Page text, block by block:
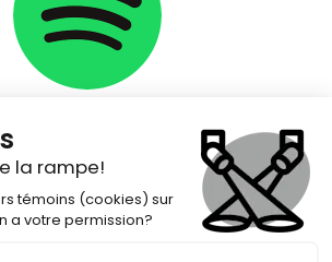
19 Avant de vous procurer un
veuillez prendre note des
mises en place au théâtre
pour veiller à votre bien-être et à